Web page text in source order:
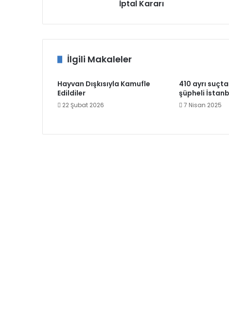
İptal Kararı
İlgili Makaleler
Hayvan Dışkısıyla Kamufle
Edildiler
22 Şubat 2026
410 ayrı
şüpheli
7 Nisan 2025